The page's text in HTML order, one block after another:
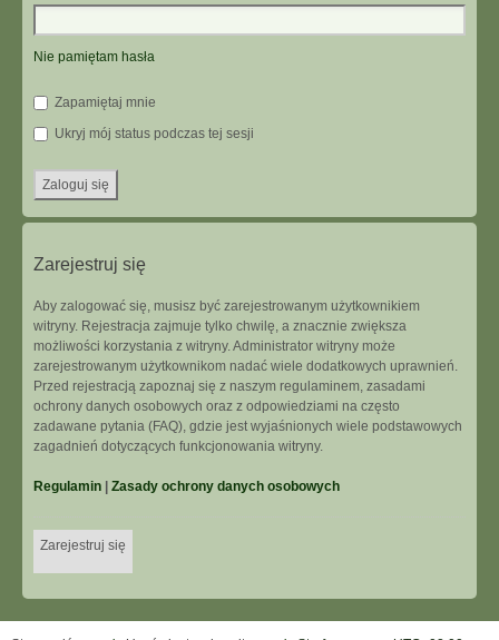
Nie pamiętam hasła
Zapamiętaj mnie
Ukryj mój status podczas tej sesji
Zarejestruj się
Aby zalogować się, musisz być zarejestrowanym użytkownikiem
witryny. Rejestracja zajmuje tylko chwilę, a znacznie zwiększa
możliwości korzystania z witryny. Administrator witryny może
zarejestrowanym użytkownikom nadać wiele dodatkowych uprawnień.
Przed rejestracją zapoznaj się z naszym regulaminem, zasadami
ochrony danych osobowych oraz z odpowiedziami na często
zadawane pytania (FAQ), gdzie jest wyjaśnionych wiele podstawowych
zagadnień dotyczących funkcjonowania witryny.
Regulamin Zasady ochrony danych osobowych
Zarejestruj się